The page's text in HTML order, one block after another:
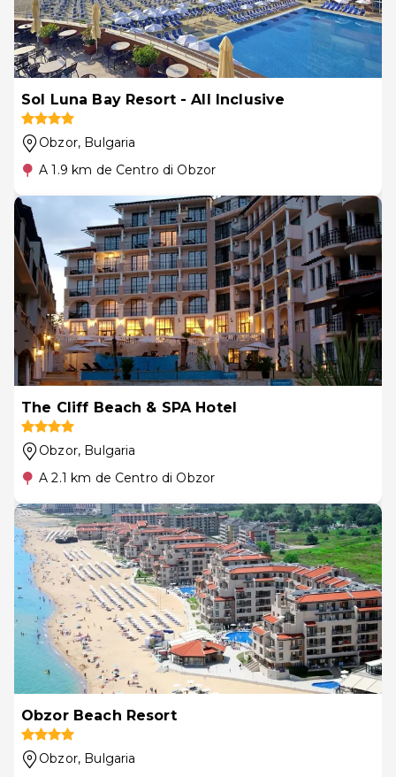
Sol Luna Bay Resort - All Inclusive
Obzor, Bulgaria
A 1.9 km de Centro di Obzor
The Cliff Beach & SPA Hotel
Obzor, Bulgaria
A 2.1 km de Centro di Obzor
Obzor Beach Resort
Obzor, Bulgaria